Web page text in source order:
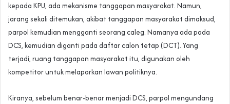
kepada KPU, ada mekanisme tanggapan masyarakat. Namun,
jarang sekali ditemukan, akibat tanggapan masyarakat dimaksud,
parpol kemudian mengganti seorang caleg. Namanya ada pada
DCS, kemudian diganti pada daftar calon tetap (DCT). Yang
terjadi, ruang tanggapan masyarakat itu, digunakan oleh
kompetitor untuk melaporkan lawan politiknya.
Kiranya, sebelum benar-benar menjadi DCS, parpol mengundang